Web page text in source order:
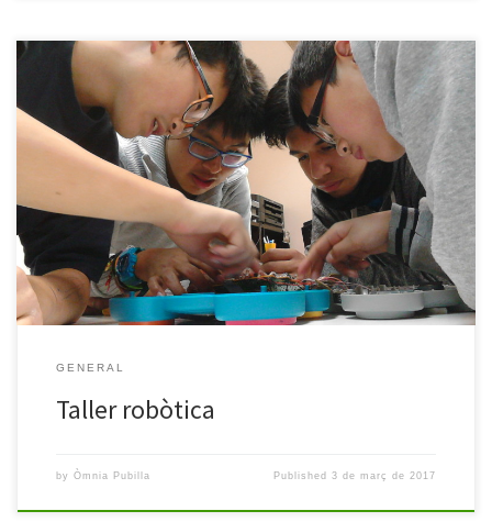
Els joves ens hem iniciat en el món de la robòtica, tot començant
per conèixer com funcionen els circuits elèctrics. Gràcies al
material cedit pel TEB, els joves hem pogut experimentar,
descobrir i aprendre amb els Little Bits; hem creat circuits i hem
pogut fabricar la nostra pròpia llanterna, una […]
GENERAL
Taller robòtica
by Òmnia Pubilla Published3 de març de 2017